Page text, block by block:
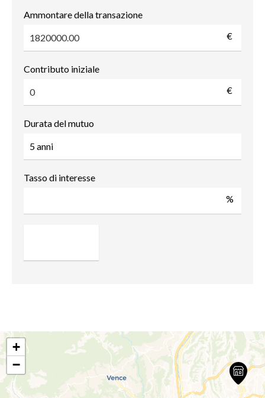
Ammontare della transazione
€
Contributo iniziale
€
Durata del mutuo
Tasso di interesse
%
+
−